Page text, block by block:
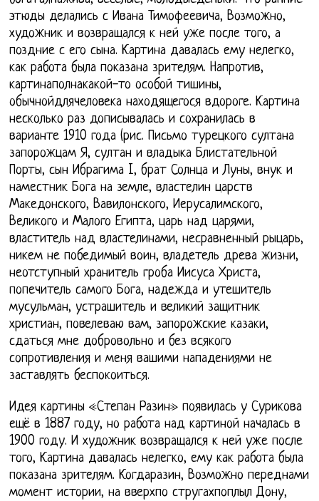
этюды делались с Ивана Тимофеевича, Возможно,
художник и возвращался к ней уже после того, а
поздние с его сына. Картина давалась ему нелегко,
как работа была показана зрителям. Напротив,
картинаполнакакой-то особой тишины,
обычнойдлячеловека находящегося вдороге. Картина
несколько раз дописывалась и сохранилась в
варианте 1910 года (рис. Письмо турецкого султана
запорожцам Я, султан и владыка Блистательной
Порты, сын Ибрагима I, брат Солнца и Луны, внук и
наместник Бога на земле, властелин царств
Македонского, Вавилонского, Иерусалимского,
Великого и Малого Египта, царь над царями,
властитель над властелинами, несравненный рыцарь,
никем не победимый воин, владетель древа жизни,
неотступный хранитель гроба Иисуса Христа,
попечитель самого Бога, надежда и утешитель
мусульман, устрашитель и великий защитник
христиан, повелеваю вам, запорожские казаки,
сдаться мне добровольно и без всякого
сопротивления и меня вашими нападениями не
заставлять беспокоиться.
Идея картины «Степан Разин» появилась у Сурикова
ещё в 1887 году, но работа над картиной началась в
1900 году. И художник возвращался к ней уже после
того, Картина давалась нелегко, ему как работа была
показана зрителям. Когдаразин, Возможно переднами
момент истории, на вверхпо стругахпоплыл Дону,